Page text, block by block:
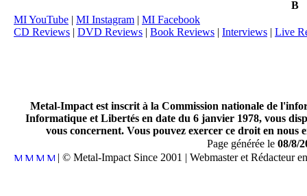
B
MI YouTube | MI Instagram | MI Facebook
CD Reviews | DVD Reviews | Book Reviews | Interviews | Live
Metal-Impact est inscrit à la Commission nationale de
Informatique et Libertés en date du 6 janvier 1978, vous
vous concernent. Vous pouvez exercer ce droit en
Page générée le 08/8/
| © Metal-Impact Since 2001 | Webmaster et Rédacteur